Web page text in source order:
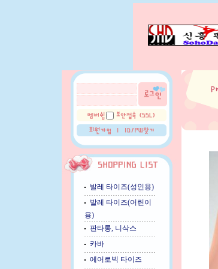
발레 타이즈(성인용)
발레 타이즈(어린이
용)
판타롱, 니삭스
카바
에어로빅 타이즈